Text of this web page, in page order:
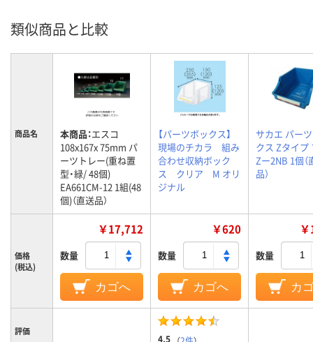
類似商品と比較
商品名 本商品：エスコ
108x167x 75mm パ
ーツトレー(重ね置
型・緑/ 48個)
EA661CM-12 1組(48
個)（直送品）
【パーツボックス】
現場のチカラ 組み
合わせ収納ボック
ス クリア M オリ
ジナル
サカエ パー
クス Zタイプ
Zー2NB 1個（
品）
価格
(税込)
￥17,712
数量
カゴへ
￥620
数量
カゴへ
数量
カ
評価
4.5